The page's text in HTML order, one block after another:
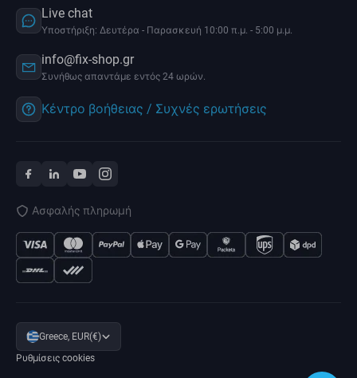
Live chat
Υποστήριξη: Δευτέρα - Παρασκευή 10:00 π.μ. - 5:00 μ.μ.
info@fix-shop.gr
Συνήθως απαντάμε εντός 24 ωρών.
Κέντρο βοήθειας / Συχνές ερωτήσεις
Ασφαλής πληρωμή
Greece, EUR(€)
Ρυθμίσεις cookies